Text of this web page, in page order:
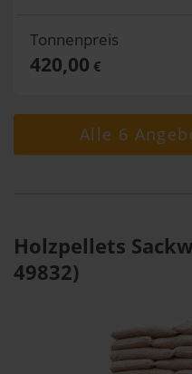
Tonnenpreis
420,00 €
Alle 6
Holzpellets
49832)